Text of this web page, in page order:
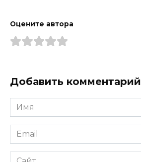
Оцените автора
Добавить комментарий
Имя
*
Email
*
Сайт